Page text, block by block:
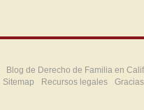
Blog de Derecho de Familia en
Sitemap Recursos legales